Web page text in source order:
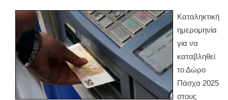
Καταληκτική
ημερομηνία
για να
καταβληθεί
το Δώρο
Πάσχα 2025
στους